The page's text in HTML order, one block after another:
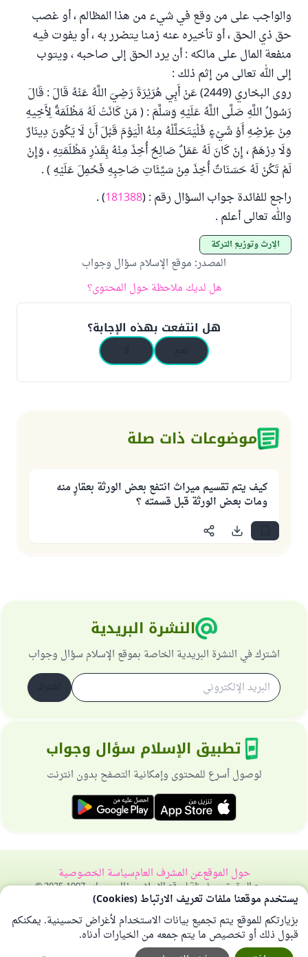
والواجب على من وقع في شيء من هذا المظالم ، أو غصب
حق ذي الحق ، أو تأخيره عنه زمنا يتضرر به ، أو يفوت فيه
منفعة المال على مالكه : أن يرد الحق إلى صاحبه ، ويتوب
إلى الله تعالى من إثم ذلك :
روى البخاري (2449) عَنْ أَبِي هُرَيْرَةَ رَضِيَ اللَّهُ عَنْهُ قَالَ : قَالَ
رَسُولُ اللَّهِ صَلَّى اللَّهُ عَلَيْهِ وَسَلَّمَ : ( مَنْ كَانَتْ لَهُ مَظْلَمَةٌ لِأَخِيهِ
مِنْ عِرْضِهِ أَوْ شَيْءٍ فَلْيَتَحَلَّلْهُ مِنْهُ الْيَوْمَ قَبْلَ أَنْ لَا يَكُونَ دِينَارٌ
وَلَا دِرْهَمٌ ، إِنْ كَانَ لَهُ عَمَلٌ صَالِحٌ أُخِذَ مِنْهُ بِقَدْرِ مَظْلَمَتِهِ ، وَإِنْ
لَمْ تَكُنْ لَهُ حَسَنَاتٌ أُخِذَ مِنْ سَيِّئَاتِ صَاحِبِهِ فَحُمِلَ عَلَيْهِ ) .
راجع للفائدة جواب السؤال رقم : (181388
) .
والله تعالى أعلم .
الإرث وتوزيع التركة
المصدر: موقع الإسلام سؤال وجواب
هل لديك ملاحظة حول المحتوى؟
هل انتفعت بهذه الإجابة؟
موضوعات ذات صلة
كيف يتم تقسيم ميراث انتفع بعض الورثة بعقارٍ منه
ومات بعض الورثة قبل قسمته ؟
النشرة البريدية
اشترك في النشرة البريدية الخاصة بموقع الإسلام سؤال وجواب
تطبيق الإسلام سؤال وجواب
لوصول أسرع للمحتوى وإمكانية التصفح بدون انترنت
حول الموقععن المشرف العامسياسة الخصوصية
جميع الحقوق محفوظة لموقع الإسلام سؤال وجواب 1997-2025 ©
يستخدم موقعنا ملفات تعريف الارتباط (Cookies)
بزيارتكم للموقع يتم تجميع بيانات الاستخدام لأغراض تحسينية. يمكنكم
قبول ذلك أو تخصيص ما يتم جمعه من الخيارات أدناه.